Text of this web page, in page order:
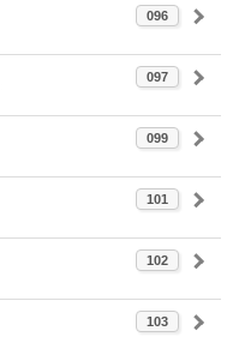
096
097
099
101
102
103